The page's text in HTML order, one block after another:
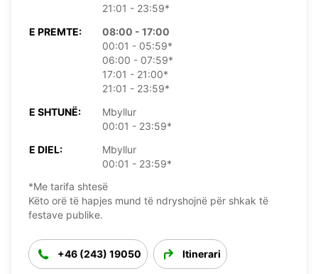
21:01 - 23:59*
E PREMTE:
08:00 - 17:00
00:01 - 05:59*
06:00 - 07:59*
17:01 - 21:00*
21:01 - 23:59*
E SHTUNË:
Mbyllur
00:01 - 23:59*
E DIEL:
Mbyllur
00:01 - 23:59*
*Me tarifa shtesë
Këto orë të hapjes mund të ndryshojnë për shkak të
festave publike.
+46 (243) 19050 Itinerari